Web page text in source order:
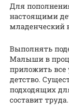
Для
настоящими
младенческий
Выполнять
Малыши в
приложить все
детство.
подходящих
составит труда.